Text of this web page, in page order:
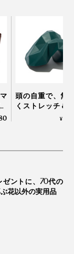
子レンジにその
頭の自重で、無
くストレッチ＆
できる「コリ
¥
ゼントに、70代の
花以外の実用品